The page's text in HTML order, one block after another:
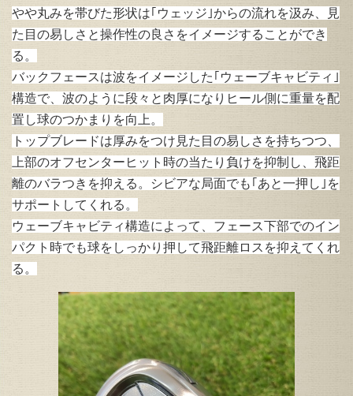
やや丸みを帯びた形状は｢ウェッジ｣からの流れを汲み、見
た目の易しさと操作性の良さをイメージすることができ
る。
バックフェースは波をイメージした｢ウェーブキャビティ｣
構造で、波のように段々と肉厚になりヒール側に重量を配
置し球のつかまりを向上。
トップブレードは厚みをつけ見た目の易しさを持ちつつ、
上部のオフセンターヒット時の当たり負けを抑制し、飛距
離のバラつきを抑える。シビアな局面でも｢あと一押し｣を
サポートしてくれる。
ウェーブキャビティ構造によって、フェース下部でのイン
パクト時でも球をしっかり押して飛距離ロスを抑えてくれ
る。